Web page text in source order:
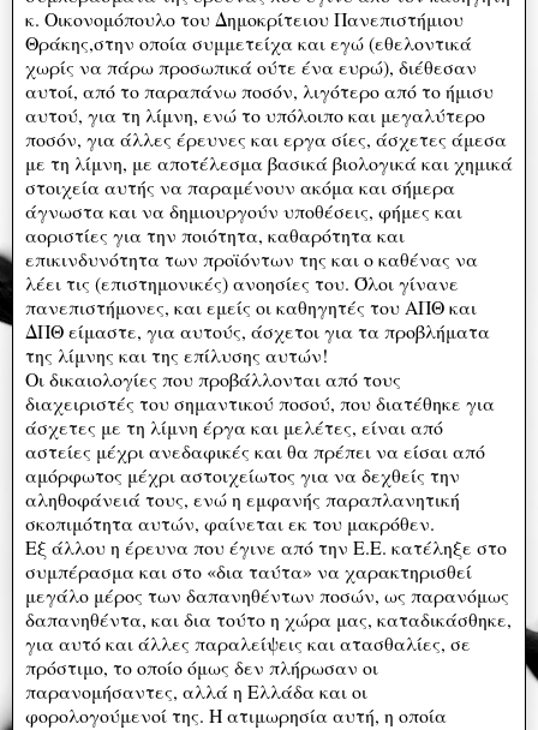
κ. Οικονομόπουλο του Δημοκρίτειου Πανεπιστήμιου
Θράκης,στην οποία συμμετείχα και εγώ (εθελοντικά
χωρίς να πάρω προσωπικά ούτε ένα ευρώ), διέθεσαν
αυτοί, από το παραπάνω ποσόν, λιγότερο από το ήμισυ
αυτού, για τη λίμνη, ενώ το υπόλοιπο και μεγαλύτερο
ποσόν, για άλλες έρευνες και εργα σίες, άσχετες άμεσα
με τη λίμνη, με αποτέλεσμα βασικά βιολογικά και χημικά
στοιχεία αυτής να παραμένουν ακόμα και σήμερα
άγνωστα και να δημιουργούν υποθέσεις, φήμες και
αοριστίες για την ποιότητα, καθαρότητα και
επικινδυνότητα των προϊόντων της και ο καθένας να
λέει τις (επιστημονικές) ανοησίες του. Όλοι γίνανε
πανεπιστήμονες, και εμείς οι καθηγητές του ΑΠΘ και
ΔΠΘ είμαστε, για αυτούς, άσχετοι για τα προβλήματα
της λίμνης και της επίλυσης αυτών!
Οι δικαιολογίες που προβάλλονται από τους
διαχειριστές του σημαντικού ποσού, που διατέθηκε για
άσχετες με τη λίμνη έργα και μελέτες, είναι από
αστείες μέχρι ανεδαφικές και θα πρέπει να είσαι από
αμόρφωτος μέχρι αστοιχείωτος για να δεχθείς την
αληθοφάνειά τους, ενώ η εμφανής παραπλανητική
σκοπιμότητα αυτών, φαίνεται εκ του μακρόθεν.
Εξ άλλου η έρευνα που έγινε από την Ε.Ε. κατέληξε στο
συμπέρασμα και στο «δια ταύτα» να χαρακτηρισθεί
μεγάλο μέρος των δαπανηθέντων ποσών, ως παρανόμως
δαπανηθέντα, και δια τούτο η χώρα μας, καταδικάσθηκε,
για αυτό και άλλες παραλείψεις και ατασθαλίες, σε
πρόστιμο, το οποίο όμως δεν πλήρωσαν οι
παρανομήσαντες, αλλά η Ελλάδα και οι
φορολογούμενοί της. Η ατιμωρησία αυτή, η οποία